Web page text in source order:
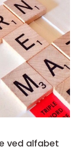
ved alfabet